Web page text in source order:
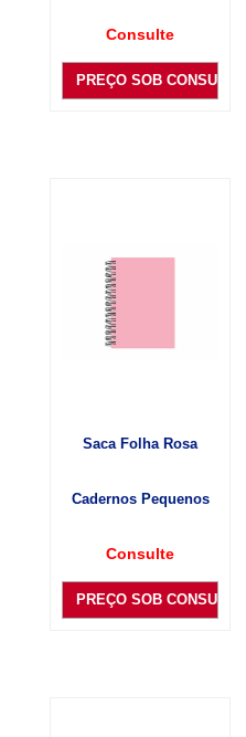
Consulte
PREÇO SOB CONSULTA
Saca Folha Rosa
Cadernos Pequenos
Consulte
PREÇO SOB CONSULTA